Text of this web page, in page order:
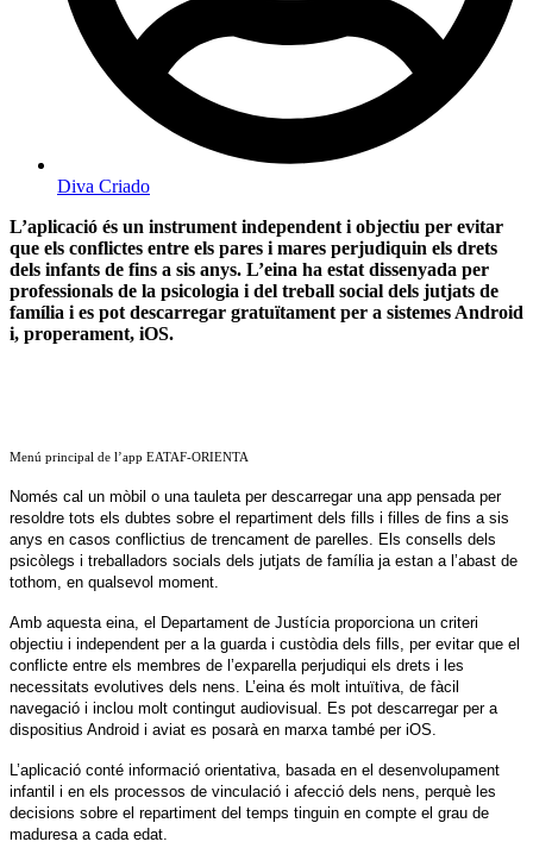
Diva Criado
L’aplicació és un instrument independent i objectiu per evitar
que els conflictes entre els pares i mares perjudiquin els drets
dels infants de fins a sis anys. L’eina ha estat dissenyada per
professionals de la psicologia i del treball social dels jutjats de
família i es pot descarregar gratuïtament per a sistemes Android
i, properament, iOS.
Menú principal de l’app EATAF-ORIENTA
Només cal un mòbil o una tauleta per descarregar una app pensada per
resoldre tots els dubtes sobre el repartiment dels fills i filles de fins a sis
anys en casos conflictius de trencament de parelles. Els consells dels
psicòlegs i treballadors socials dels jutjats de família ja estan a l’abast de
tothom, en qualsevol moment.
Amb aquesta eina, el Departament de Justícia proporciona un criteri
objectiu i independent per a la guarda i custòdia dels fills, per evitar que el
conflicte entre els membres de l’exparella perjudiqui els drets i les
necessitats evolutives dels nens. L’eina és molt intuïtiva, de fàcil
navegació i inclou molt contingut audiovisual. Es pot descarregar per a
dispositius Android i aviat es posarà en marxa també per iOS.
L’aplicació conté informació orientativa, basada en el desenvolupament
infantil i en els processos de vinculació i afecció dels nens, perquè les
decisions sobre el repartiment del temps tinguin en compte el grau de
maduresa a cada edat.